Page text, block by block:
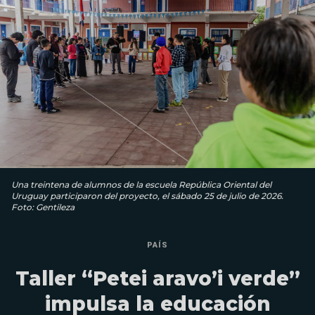
Una treintena de alumnos de la escuela República Oriental del
Uruguay participaron del proyecto, el sábado 25 de julio de 2026.
Foto: Gentileza
PAÍS
Taller “Petei aravo’i verde”
impulsa la educación